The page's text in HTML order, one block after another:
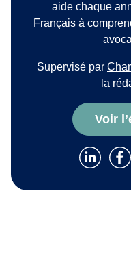
aide chaque
Français à
Supervisé par
la
Voir